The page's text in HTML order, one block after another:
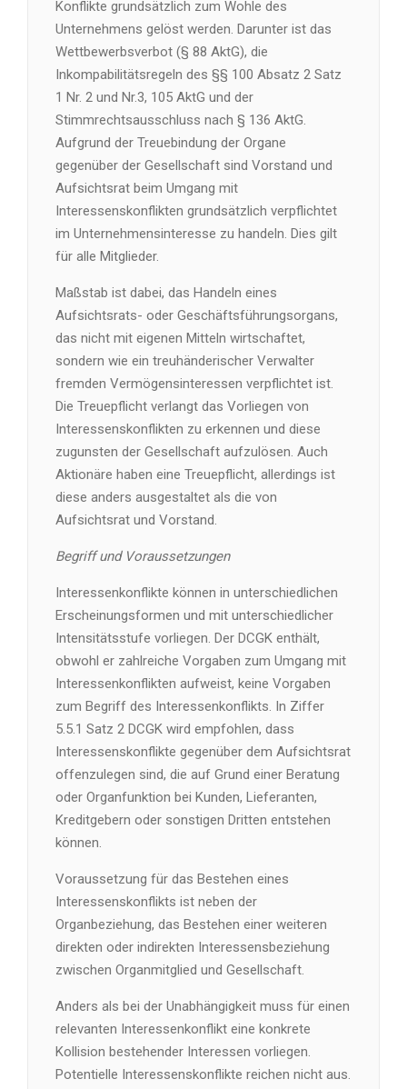
Konflikte grundsätzlich zum Wohle des
Unternehmens gelöst werden. Darunter ist das
Wettbewerbsverbot (§ 88 AktG), die
Inkompabilitätsregeln des §§ 100 Absatz 2 Satz
1 Nr. 2 und Nr.3, 105 AktG und der
Stimmrechtsausschluss nach § 136 AktG.
Aufgrund der Treuebindung der Organe
gegenüber der Gesellschaft sind Vorstand und
Aufsichtsrat beim Umgang mit
Interessenskonflikten grundsätzlich verpflichtet
im Unternehmensinteresse zu handeln. Dies gilt
für alle Mitglieder.
Maßstab ist dabei, das Handeln eines
Aufsichtsrats- oder Geschäftsführungsorgans,
das nicht mit eigenen Mitteln wirtschaftet,
sondern wie ein treuhänderischer Verwalter
fremden Vermögensinteressen verpflichtet ist.
Die Treuepflicht verlangt das Vorliegen von
Interessenskonflikten zu erkennen und diese
zugunsten der Gesellschaft aufzulösen. Auch
Aktionäre haben eine Treuepflicht, allerdings ist
diese anders ausgestaltet als die von
Aufsichtsrat und Vorstand.
Begriff und Voraussetzungen
Interessenkonflikte können in unterschiedlichen
Erscheinungsformen und mit unterschiedlicher
Intensitätsstufe vorliegen. Der DCGK enthält,
obwohl er zahlreiche Vorgaben zum Umgang mit
Interessenkonflikten aufweist, keine Vorgaben
zum Begriff des Interessenkonflikts. In Ziffer
5.5.1 Satz 2 DCGK wird empfohlen, dass
Interessenskonflikte gegenüber dem Aufsichtsrat
offenzulegen sind, die auf Grund einer Beratung
oder Organfunktion bei Kunden, Lieferanten,
Kreditgebern oder sonstigen Dritten entstehen
können.
Voraussetzung für das Bestehen eines
Interessenskonflikts ist neben der
Organbeziehung, das Bestehen einer weiteren
direkten oder indirekten Interessensbeziehung
zwischen Organmitglied und Gesellschaft.
Anders als bei der Unabhängigkeit muss für einen
relevanten Interessenkonflikt eine konkrete
Kollision bestehender Interessen vorliegen.
Potentielle Interessenskonflikte reichen nicht aus.